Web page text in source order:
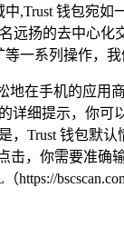
,Trust 钱包宛
名远扬的去中心
一系列操作，
地在手机的应用
详细提示，你可
，Trust 钱包默
，你需要准确
https://